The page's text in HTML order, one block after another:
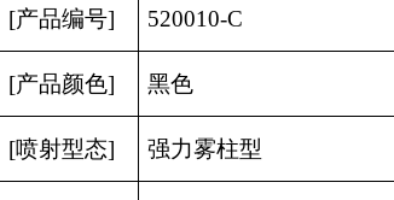
[产品编号] 520010-C
[产品颜色] 黑色
[喷射型态] 强力雾柱型